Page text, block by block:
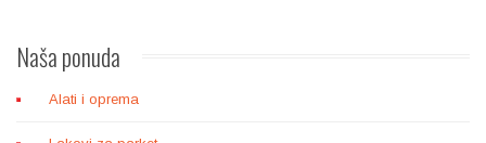
Našaponuda
Alati i oprema